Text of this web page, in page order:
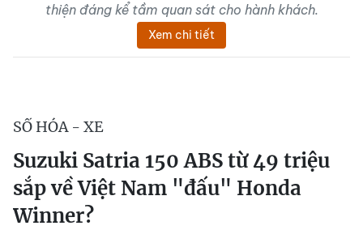
thiện đáng kể tầm quan sát cho hành khách.
Xem chi tiết
SỐ HÓA - XE
Suzuki Satria 150 ABS từ 49 triệu
sắp về Việt Nam "đấu" Honda
Winner?